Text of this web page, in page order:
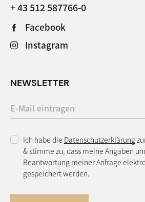
+ 43 512 587766-0
Facebook
Instagram
NEWSLETTER
Ich habe die Datenschutzerklärung
& stimme zu, dass meine Angaben
Beantwortung meiner Anfrage
gespeichert werden.